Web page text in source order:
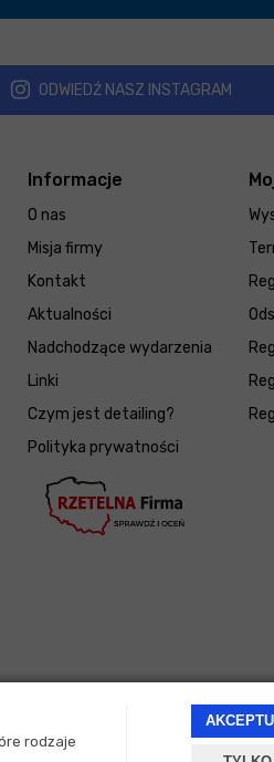
rodzaje
ODWIEDŹ NASZ INSTAGRAM
Informacje
O nas
Misja firmy
Kontakt
Aktualności
Nadchodzące wydarzenia
Linki
Czym jest detailing?
Polityka prywatności